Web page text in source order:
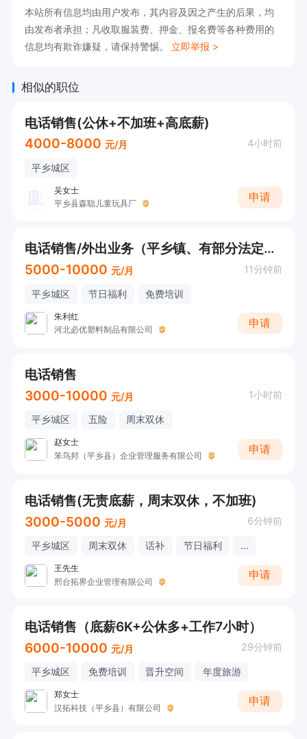
本站所有信息均由用户发布，其内容及因之产生的后果，均
由发布者承担；凡收取服装费、押金、报名费等各种费用的
信息均有欺诈嫌疑，请保持警惕。 立即举报 >
相似的职位
电话销售(公休+不加班+高底薪)
4000-8000 元/月 4小时前
平乡城区
吴女士
平乡县森聪儿童玩具厂
申请
电话销售/外出业务（平乡镇、有部分法定节假日休）
5000-10000 元/月 11分钟前
平乡城区 节日福利 免费培训
朱利红
河北必优塑料制品有限公司
申请
电话销售
3000-10000 元/月 1小时前
平乡城区 五险 周末双休
赵女士
笨鸟邦（平乡县）企业管理服务有限公司
申请
电话销售(无责底薪，周末双休，不加班)
3000-5000 元/月 6分钟前
平乡城区 周末双休 话补 节日福利 ...
王先生
邢台拓界企业管理有限公司
申请
电话销售（底薪6K+公休多+工作7小时）
6000-10000 元/月 29分钟前
平乡城区 免费培训 晋升空间 年度旅游
郑女士
汉拓科技（平乡县）有限公司
申请